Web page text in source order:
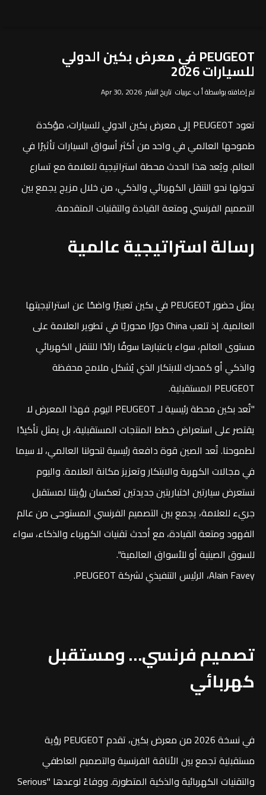
PEUGEOT في معرض بكين الدولي
للسيارات 2026
تم إضافته بواسطة أ ب عربيات تاريخ النشر Apr 30, 2026
تعود PEUGEOT إلى معرض بكين الدولي للسيارات، مؤكدة
طموحها العالمي في واحد من أكثر أسواق السيارات تأثيرًا في
العالم. ويُعد هذا الحدث محطة استراتيجية للعلامة مع تسارع
تحولها نحو التنقل الكهربائي والذكي، من خلال مزيج يجمع بين
التصميم الفرنسي ومتعة القيادة والتقنيات المتقدمة.
رسالة استراتيجية عالمية
يمثل حضور PEUGEOT في بكين تعبيرًا واضحًا عن استراتيجيتها
العالمية. إذ تلعب China دورًا محوريًا في تطوير العلامة على
مستوى العالم، سواء باعتبارها سوقًا رائدًا للتنقل الكهربائي
والذكي أو كمحرك للابتكار الذي يُشكل ملامح محفظة
PEUGEOT المستقبلية.
"تُعد بكين محطة رئيسية لـ PEUGEOT اليوم. فهذا المعرض لا
يقتصر على استعراض خطط المنتجات المستقبلية، بل يمثل تأكيدًا
لطموحنا. تُعد الصين قوة دافعة رئيسية لتحولنا العالمي، لا سيما
في مجالات الكهربة والابتكار وتعزيز مكانة العلامة. واليوم
نستعرض سيارتين اختباريتين جديدتين تعكسان رؤيتنا لمستقبل
جريء للعلامة، يجمع بين التصميم الفرنسي المستوحى من عالم
الفهود ومتعة القيادة، مع أحدث تقنيات الكهرباء والذكاء، سواء
للسوق الصينية أو للأسواق العالمية".
Alain Favey، الرئيس التنفيذي لشركة PEUGEOT.
تصميم فرنسي… ومستقبل
كهربائي
في نسخة 2026 من معرض بكين، تقدم PEUGEOT رؤية
مستقبلية تجمع بين الأناقة الفرنسية والتصميم العاطفي
والتقنيات الكهربائية والذكية المتطورة. ووفاءً لوعدها "Serious